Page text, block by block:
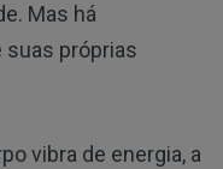
Mas há
suas próprias
vibra de energia, a